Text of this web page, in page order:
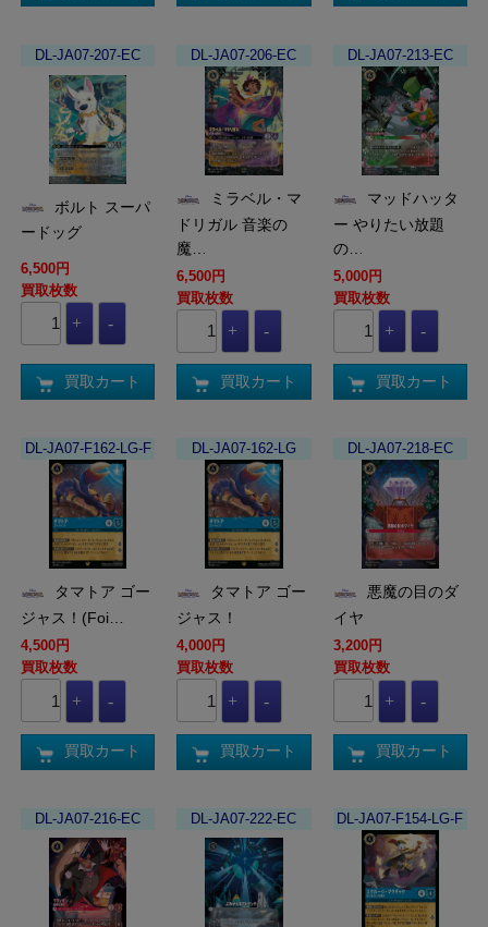
DL-JA07-207-EC
ードッグ
6,500円
買取枚数
買取カート
DL-JA07-206-EC
ドリガル 音楽の
魔…
6,500円
買取枚数
買取カート
DL-JA07-213-EC
ー やりたい放題
の…
5,000円
買取枚数
買取カート
DL-JA07-F162-LG-F
ジャス！(Foi…
4,500円
買取枚数
買取カート
DL-JA07-162-LG
ジャス！
4,000円
買取枚数
買取カート
DL-JA07-218-EC
イヤ
3,200円
買取枚数
買取カート
DL-JA07-216-EC DL-JA07-222-EC DL-JA07-F154-LG-F